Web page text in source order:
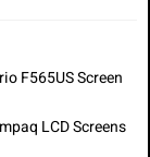
LCD Screens